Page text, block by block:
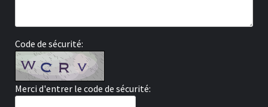
Code de sécurité:
Merci d'entrer le code de sécurité: